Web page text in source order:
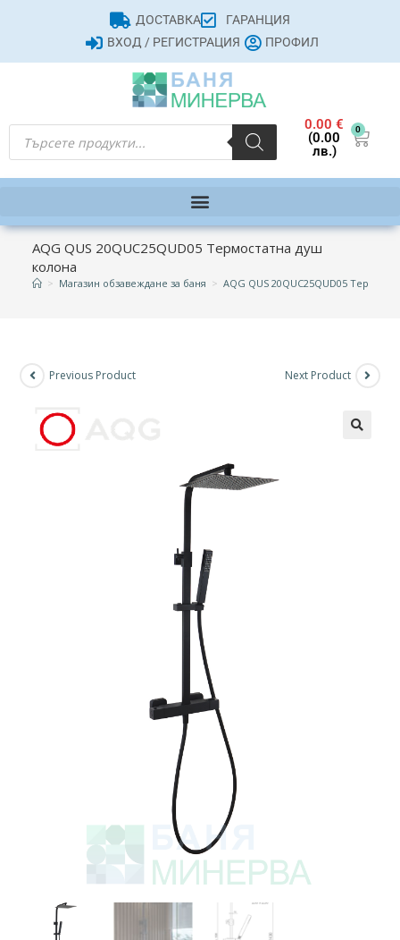
ДОСТАВКА
ГАРАНЦИЯ
ВХОД / РЕГИСТРАЦИЯ
ПРОФИЛ
0.00€
(0.00
лв.)
0
AQG QUS 20QUC25QUD05 Термостатна душ
колона
> Магазин обзавеждане за баня > AQG QUS 20QUC25QUD05
Previous Product Next Product